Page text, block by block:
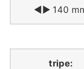
◄► 140
tripe: